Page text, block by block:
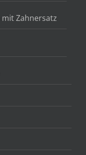
Zahnersatz